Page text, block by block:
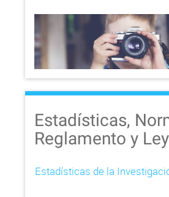
Estadísticas,
Reglamento y
Estadísticas de la